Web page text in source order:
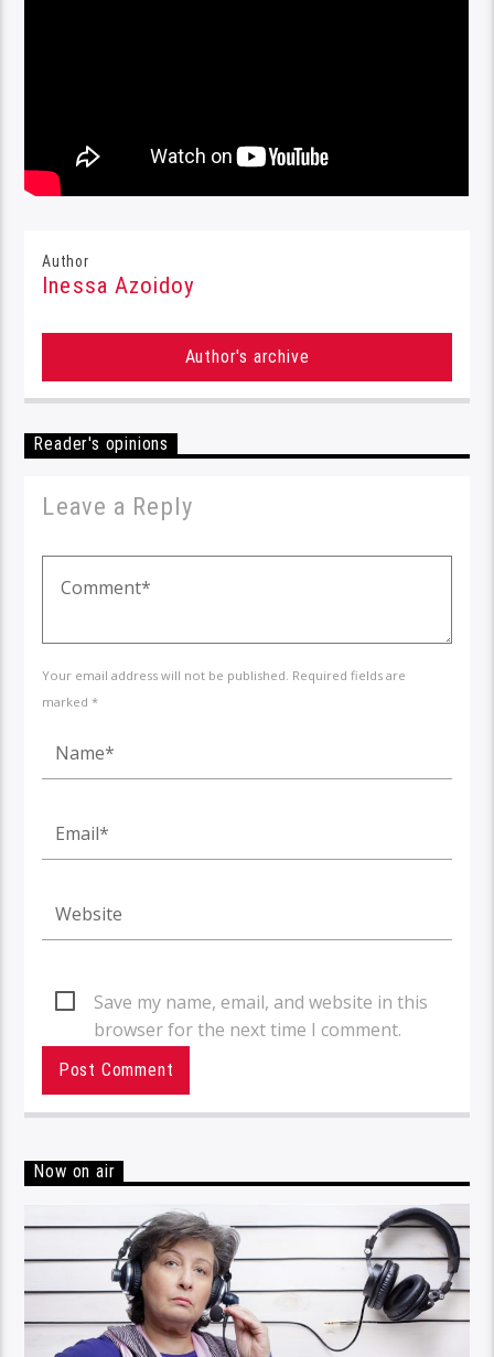
Author
Inessa Azoidoy
Author's archive
Reader's opinions
Leave a Reply
Your email address will not be published. Required fields are
marked *
Save my name, email, and website in this
browser for the next time I comment.
Now on air